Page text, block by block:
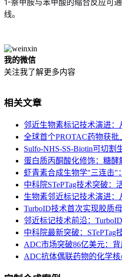
线。
我的微信
关注我了解更多内容
相关文章
邻近生物素标记技术演进：
全球首个PROTAC药物获
Sulfo-NHS-SS-Biotin可切割
蛋白质丙酮酸化修饰：糖
虾青素合成生物学"三连击"
中科院STePTag技术突破：
生物素邻近标记技术演进：
TurboID技术首次实现胶质
邻近标记技术前沿：
中科院最新突破：STePTag
ADC市场突破86亿美元：
ADC抗体偶联药物的化学